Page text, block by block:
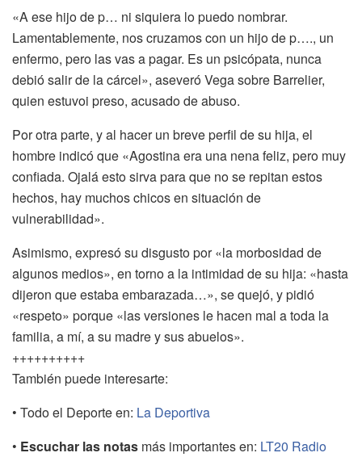
«A ese hijo de p… ni siquiera lo puedo nombrar.
Lamentablemente, nos cruzamos con un hijo de p…., un
enfermo, pero las vas a pagar. Es un psicópata, nunca
debió salir de la cárcel», aseveró Vega sobre Barrelier,
quien estuvoi preso, acusado de abuso.
Por otra parte, y al hacer un breve perfil de su hija, el
hombre indicó que «Agostina era una nena feliz, pero muy
confiada. Ojalá esto sirva para que no se repitan estos
hechos, hay muchos chicos en situación de
vulnerabilidad».
Asimismo, expresó su disgusto por «la morbosidad de
algunos medios», en torno a la intimidad de su hija: «hasta
dijeron que estaba embarazada…», se quejó, y pidió
«respeto» porque «las versiones le hacen mal a toda la
familia, a mí, a su madre y sus abuelos».
++++++++++
También puede interesarte:
• Todo el Deporte en: La Deportiva
• Escuchar las notas más importantes en: LT20 Radio